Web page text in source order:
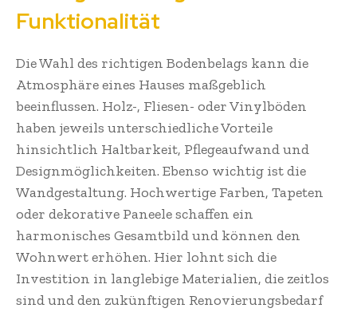
Funktionalität
Die Wahl des richtigen Bodenbelags kann die
Atmosphäre eines Hauses maßgeblich
beeinflussen. Holz-, Fliesen- oder Vinylböden
haben jeweils unterschiedliche Vorteile
hinsichtlich Haltbarkeit, Pflegeaufwand und
Designmöglichkeiten. Ebenso wichtig ist die
Wandgestaltung. Hochwertige Farben, Tapeten
oder dekorative Paneele schaffen ein
harmonisches Gesamtbild und können den
Wohnwert erhöhen. Hier lohnt sich die
Investition in langlebige Materialien, die zeitlos
sind und den zukünftigen Renovierungsbedarf